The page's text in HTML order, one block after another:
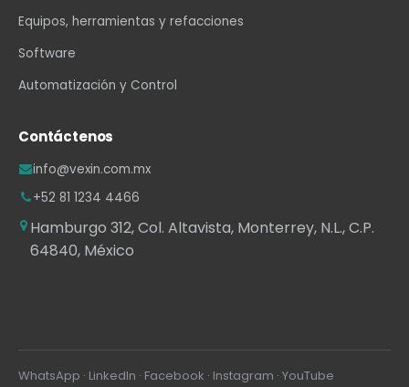
Equipos, herramientas y refacciones
Software
Automatización y Control
Contáctenos
info@vexin.com.mx
+52 81 1234 4466
Hamburgo 312, Col. Altavista, Monterrey, N.L., C.P.
64840, México
WhatsApp · LinkedIn · Facebook · Instagram · YouTube